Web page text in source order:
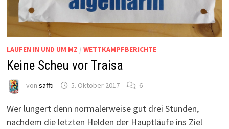
LAUFEN IN UND UM MZ / WETTKAMPFBERICHTE
Keine Scheu vor Traisa
von saffti 5. Oktober 2017 6
Wer lungert denn normalerweise gut drei Stunden,
nachdem die letzten Helden der Hauptläufe ins Ziel